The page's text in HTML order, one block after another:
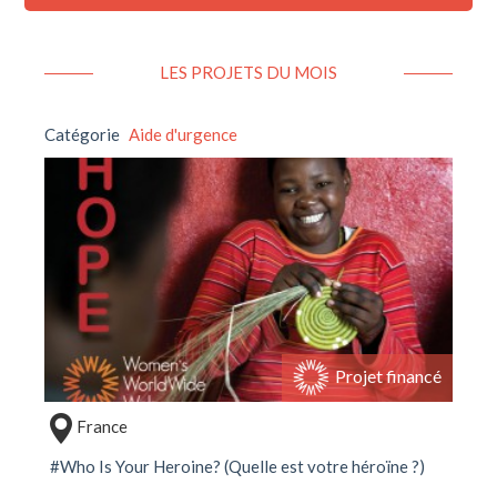
LES PROJETS DU MOIS
Catégorie Aide d'urgence
Projet financé
France
#Who Is Your Heroine? (Quelle est votre héroïne ?)